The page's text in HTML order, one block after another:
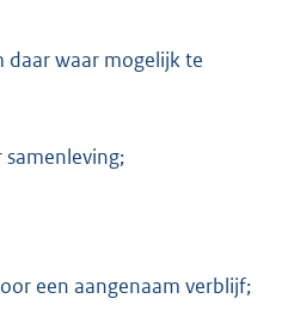
daar waar mogelijk te
een aangenaam verblijf;